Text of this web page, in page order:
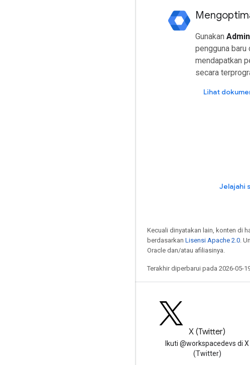
Gunakan Admin
pengguna baru
mendapatkan
secara
Lihat
Jelajahi
Kecuali dinyatakan lain, konten di
berdasarkan Lisensi Apache 2.0.
Oracle dan/atau afiliasinya.
Terakhir diperbarui pada 2026-05-
X (Twitter)
Ikuti @workspacedevs di X
(Twitter)